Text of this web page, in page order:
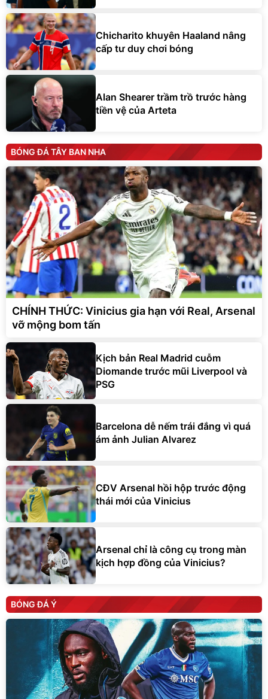
Chicharito khuyên Haaland nâng
cấp tư duy chơi bóng
Alan Shearer trầm trồ trước hàng
tiền vệ của Arteta
BÓNG ĐÁ TÂY BAN NHA
CHÍNH THỨC: Vinicius gia hạn với Real, Arsenal
vỡ mộng bom tấn
Kịch bản Real Madrid cuỗm
Diomande trước mũi Liverpool và
PSG
Barcelona dễ nếm trái đắng vì quá
ám ảnh Julian Alvarez
CĐV Arsenal hồi hộp trước động
thái mới của Vinicius
Arsenal chỉ là công cụ trong màn
kịch hợp đồng của Vinicius?
BÓNG ĐÁ Ý